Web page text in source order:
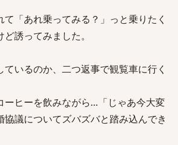
「あれ乗ってみる？」っと乗りたく
誘ってみました。
いるのか、二つ返事で観覧車に行く
ーヒーを飲みながら…「じゃあ今大変
協議についてズバズバと踏み込んでき